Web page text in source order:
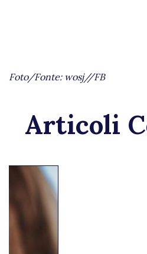
Foto/Fonte: wosj//FB
Articoli